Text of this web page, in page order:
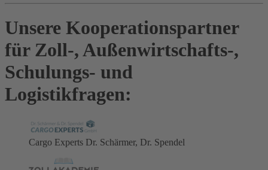
Unsere Kooperationspartner
für Zoll-, Außenwirtschafts-,
Schulungs- und
Logistikfragen:
Cargo Experts Dr. Schärmer, Dr. Spendel